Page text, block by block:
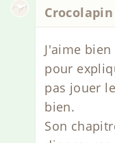
Crocolapin
J'aime
pour
pas jouer
bien.
Son